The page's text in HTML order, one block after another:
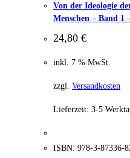
Von der Ideologie
Menschen – Band 1
24,80 €
inkl. 7 % MwSt.
zzgl. Versandkosten
Lieferzeit: 3-5
ISBN: 978-3-87336-